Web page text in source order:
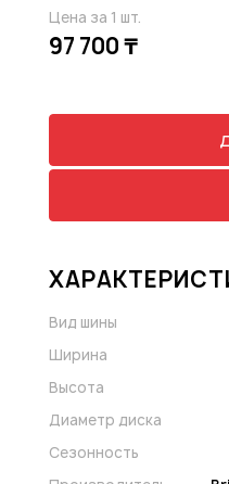
Цена за 1 шт.
97 700 ₸
Вид шины
Ширина
Высота
Диаметр диска
Сезонность